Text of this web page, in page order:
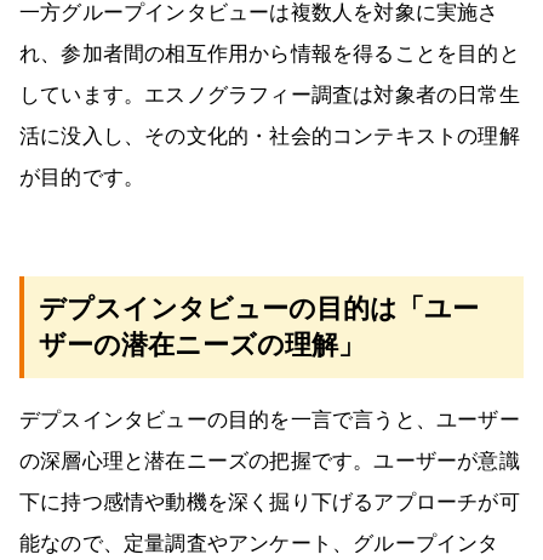
一方グループインタビューは複数人を対象に実施さ
れ、参加者間の相互作用から情報を得ることを目的と
しています。エスノグラフィー調査は対象者の日常生
活に没入し、その文化的・社会的コンテキストの理解
が目的です。
デプスインタビューの目的は「ユー
ザーの潜在ニーズの理解」
デプスインタビューの目的を一言で言うと、ユーザー
の深層心理と潜在ニーズの把握です。ユーザーが意識
下に持つ感情や動機を深く掘り下げるアプローチが可
能なので、定量調査やアンケート、グループインタ